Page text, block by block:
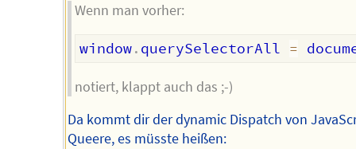
Wenn man vorher:
window. querySelectorAll =
notiert, klappt auch das ;-)
Da kommt dir der dynamic Dispatch von
Queere, es müsste heißen: